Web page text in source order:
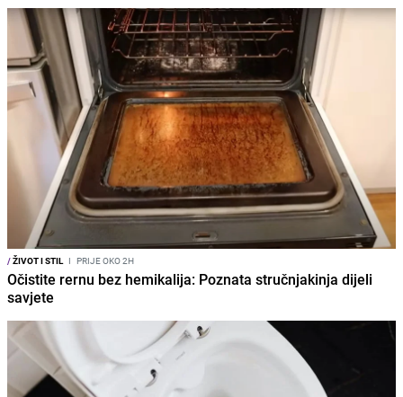
/ŽIVOT I STIL I PRIJE OKO 2H
Očistite rernu bez hemikalija: Poznata stručnjakinja dijeli
savjete